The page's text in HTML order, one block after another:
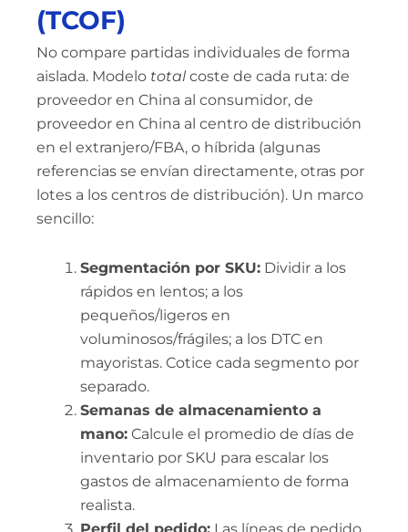
(TCOF)
No compare partidas individuales de forma
aislada. Modelo totalcoste de cada ruta: de
proveedor en China al consumidor, de
proveedor en China al centro de distribución
en el extranjero/FBA, o híbrida (algunas
referencias se envían directamente, otras por
lotes a los centros de distribución). Un marco
sencillo:
Segmentación por SKU:Dividir a los
rápidos en lentos; a los
pequeños/ligeros en
voluminosos/frágiles; a los DTC en
mayoristas. Cotice cada segmento por
separado.
Semanas de almacenamiento a
mano:Calcule el promedio de días de
inventario por SKU para escalar los
gastos de almacenamiento de forma
realista.
Perfil del pedido:Las líneas de pedido